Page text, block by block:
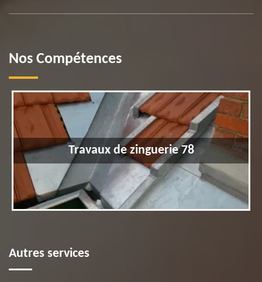
Nos Compétences
Travaux de zinguerie 78
Autres services